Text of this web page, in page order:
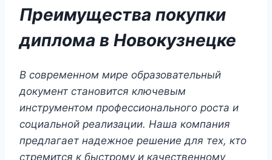
Преимущества покупки
диплома в Новокузнецке
В современном мире образовательный
документ становится ключевым
инструментом профессионального роста и
социальной реализации. Наша компания
предлагает надежное решение для тех, кто
стремится к быстрому и качественному